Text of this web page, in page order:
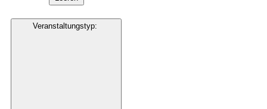
Veranstaltungstyp: